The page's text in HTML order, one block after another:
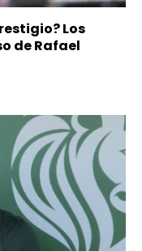
Los
de Rafael